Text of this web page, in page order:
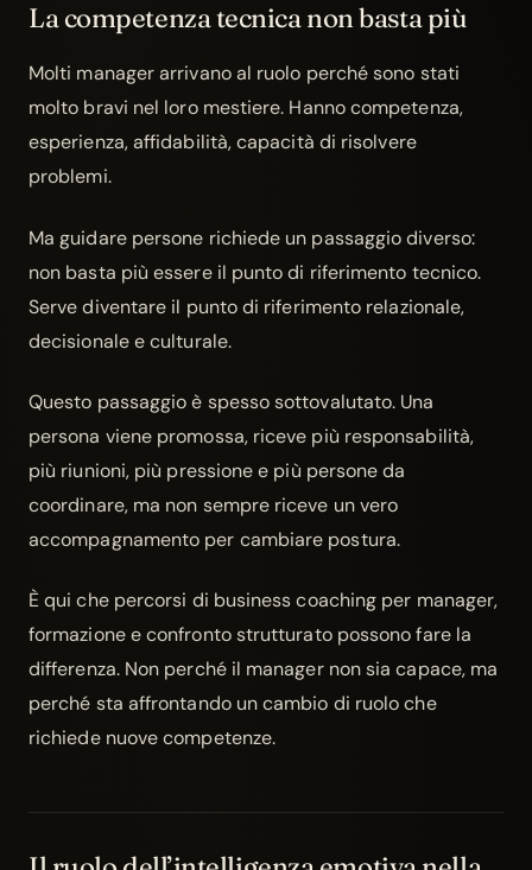
La competenza tecnica non basta più
Molti manager arrivano al ruolo perché sono stati
molto bravi nel loro mestiere. Hanno competenza,
esperienza, affidabilità, capacità di risolvere
problemi.
Ma guidare persone richiede un passaggio diverso:
non basta più essere il punto di riferimento tecnico.
Serve diventare il punto di riferimento relazionale,
decisionale e culturale.
Questo passaggio è spesso sottovalutato. Una
persona viene promossa, riceve più responsabilità,
più riunioni, più pressione e più persone da
coordinare, ma non sempre riceve un vero
accompagnamento per cambiare postura.
È qui che percorsi di business coaching per manager,
formazione e confronto strutturato possono fare la
differenza. Non perché il manager non sia capace, ma
perché sta affrontando un cambio di ruolo che
richiede nuove competenze.